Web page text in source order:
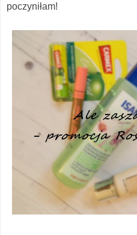
poczyniłam!